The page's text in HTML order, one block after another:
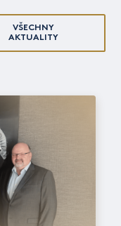
VŠECHNY
AKTUALITY